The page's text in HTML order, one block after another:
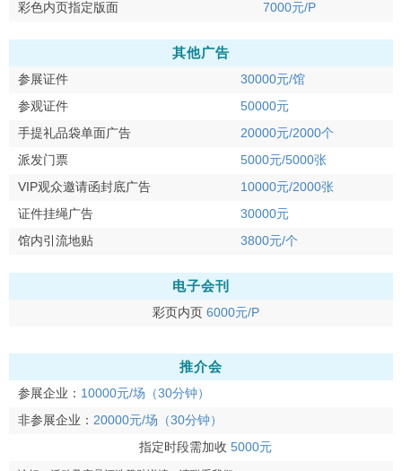
彩色内页指定版面
7000元/P
其他广告
参展证件
30000元/馆
参观证件
50000元
手提礼品袋单面广告
20000元/2000个
派发门票
5000元/5000张
VIP观众邀请函封底广告
10000元/2000张
证件挂绳广告
30000元
馆内引流地贴
3800元/个
电子会刊
彩页内页 6000元/P
推介会
参展企业： 10000元/场（30分钟）
非参展企业： 20000元/场（30分钟）
指定时段需加收 5000元